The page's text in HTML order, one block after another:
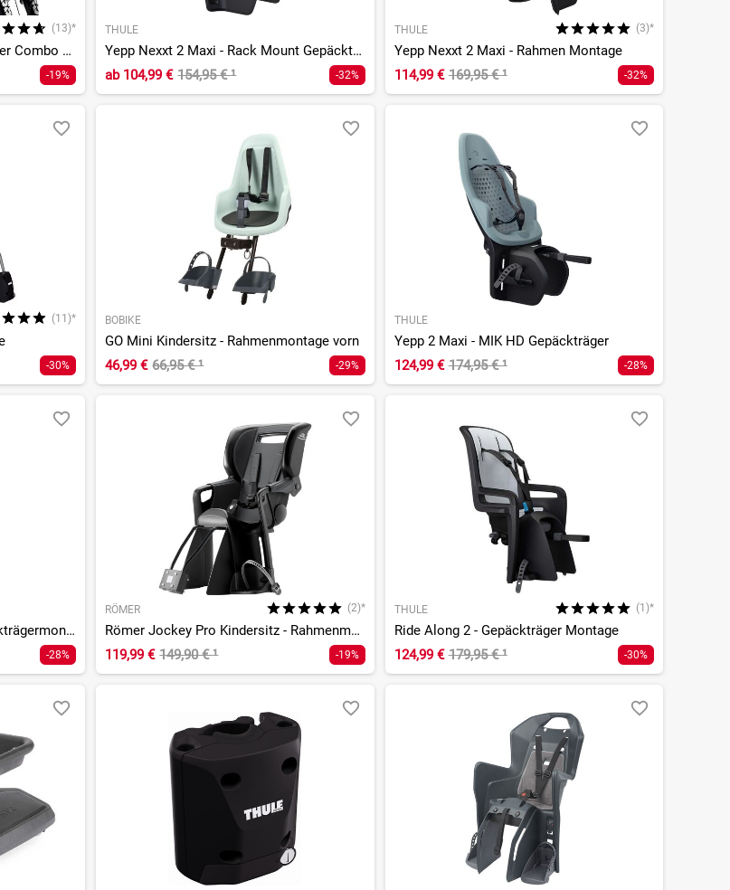
(13)*
2.0 MTB Front Kindersitz/Lenker Combo Set
-19%
THULE
Yepp Nexxt 2 Maxi - Rack Mount Gepäckträger
ab104,99 € 154,95 €¹ -32%
THULE (3)*
Yepp Nexxt 2 Maxi - Rahmen Montage
114,99 € 169,95 €¹ -32%
(11)*
-30%
BOBIKE
GO Mini Kindersitz - Rahmenmontage vorn
46,99 € 66,95 €¹ -29%
THULE
Yepp 2 Maxi - MIK HD Gepäckträger
124,99 € 174,95 €¹ -28%
GO MIK HD Kindersitz - Gepäckträgermontage
-28%
RÖMER (2)*
Römer Jockey Pro Kindersitz - Rahmenmontage
119,99 € 149,90 €¹ -19%
THULE (1)*
Ride Along 2 - Gepäckträger Montage
124,99 € 179,95 €¹ -30%